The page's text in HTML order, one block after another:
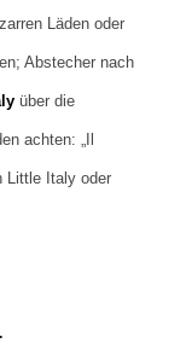
Läden oder
Abstecher nach
über die
achten: „Il
Little Italy oder